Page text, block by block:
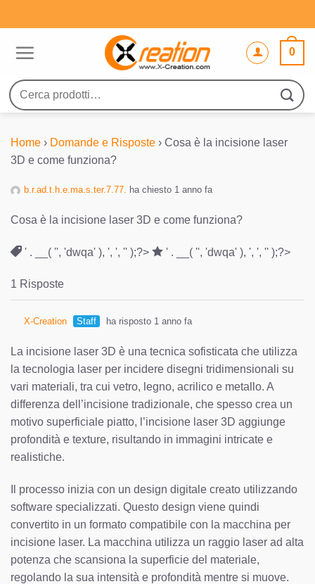
ai
0
Cerca:
Home › Domande e Risposte › Cosa è la incisione laser
3D e come funziona?
b.r.ad.t.h.e.ma.s.ter.7.77. ha chiesto 1 anno fa
Cosa è la incisione laser 3D e come funziona?
' . __( '', 'dwqa' ), ', ', '' );?> ' . __( '', 'dwqa' ), ', ', '' );?>
1 Risposte
X-Creation Staff ha risposto 1 anno fa
La incisione laser 3D è una tecnica sofisticata che utilizza
la tecnologia laser per incidere disegni tridimensionali su
vari materiali, tra cui vetro, legno, acrilico e metallo. A
differenza dell’incisione tradizionale, che spesso crea un
motivo superficiale piatto, l’incisione laser 3D aggiunge
profondità e texture, risultando in immagini intricate e
realistiche.
Il processo inizia con un design digitale creato utilizzando
software specializzati. Questo design viene quindi
convertito in un formato compatibile con la macchina per
incisione laser. La macchina utilizza un raggio laser ad alta
potenza che scansiona la superficie del materiale,
regolando la sua intensità e profondità mentre si muove.